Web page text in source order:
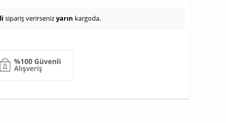
sipariş verirsenizyarın kargoda.